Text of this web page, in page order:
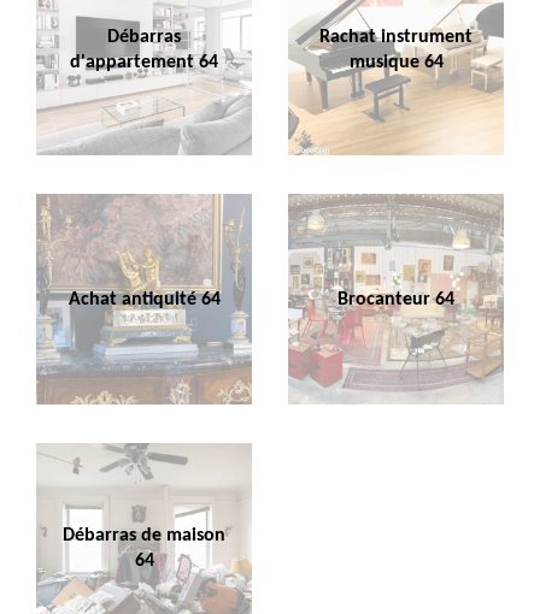
Débarras
d'appartement 64
Rachat instrument
musique 64
Achat antiquité 64 Brocanteur 64
Débarras de maison
64